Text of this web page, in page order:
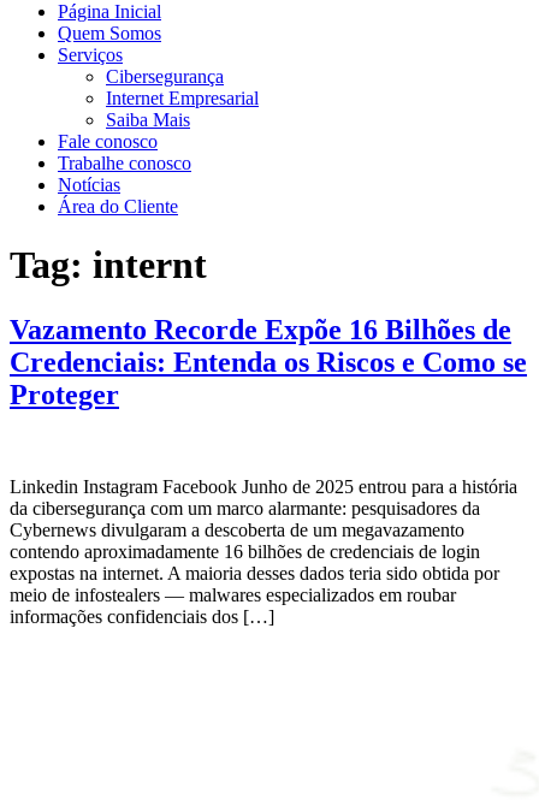
Página Inicial
Quem Somos
Serviços
Cibersegurança
Internet Empresarial
Saiba Mais
Fale conosco
Trabalhe conosco
Notícias
Área do Cliente
Tag: internt
Vazamento Recorde Expõe 16 Bilhões de
Credenciais: Entenda os Riscos e Como se
Proteger
Linkedin Instagram Facebook Junho de 2025 entrou para a história
da cibersegurança com um marco alarmante: pesquisadores da
Cybernews divulgaram a descoberta de um megavazamento
contendo aproximadamente 16 bilhões de credenciais de login
expostas na internet. A maioria desses dados teria sido obtida por
meio de infostealers — malwares especializados em roubar
informações confidenciais dos […]